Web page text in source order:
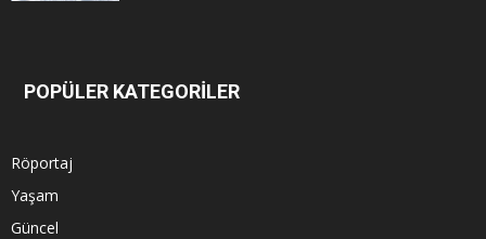
POPÜLER KATEGORİLER
Röportaj
Yaşam
Güncel